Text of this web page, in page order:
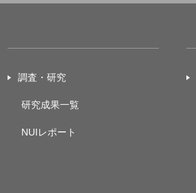
調査・研究
研究成果一覧
NUIレポート